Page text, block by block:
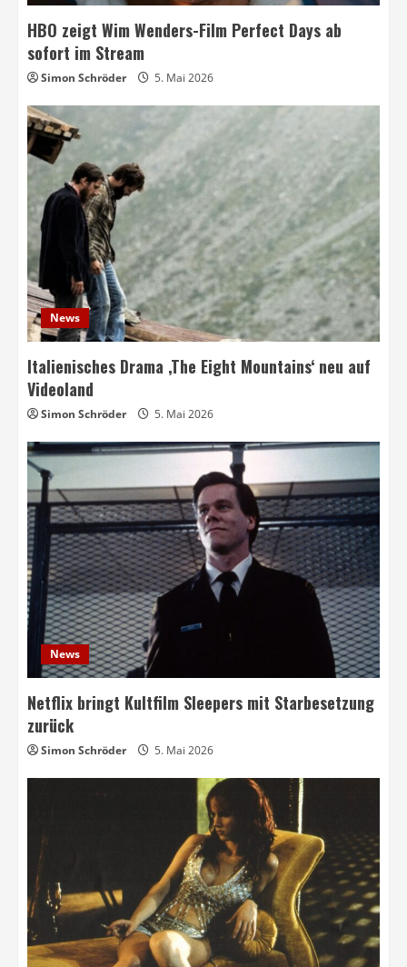
HBO zeigt Wim Wenders-Film Perfect Days ab
sofort im Stream
Simon Schröder 5. Mai 2026
News
Italienisches Drama ‚The Eight Mountains‘ neu auf
Videoland
Simon Schröder 5. Mai 2026
News
Netflix bringt Kultfilm Sleepers mit Starbesetzung
zurück
Simon Schröder 5. Mai 2026